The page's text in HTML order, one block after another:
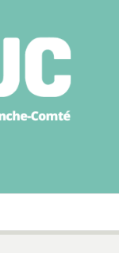
MJC